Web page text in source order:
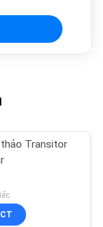
Transitor